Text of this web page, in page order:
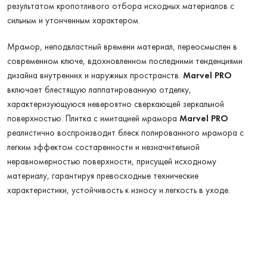
результатом кропотливого отбора исходных материалов с
сильным и утонченным характером.
Мрамор, неподвластный времени материал, переосмыслен в
современном ключе, вдохновленном последними тенденциями
дизайна внутренних и наружных пространств. Marvel PRO
включает блестящую лаппатированную отделку,
характеризующуюся невероятно сверкающей зеркальной
поверхностью. Плитка с имитацией мрамора Marvel PRO
реалистично воспроизводит блеск полированного мрамора с
легким эффектом состаренности и незначительной
неравномерностью поверхности, присущей исходному
материалу, гарантируя превосходные технические
характеристики, устойчивость к износу и легкость в уходе.